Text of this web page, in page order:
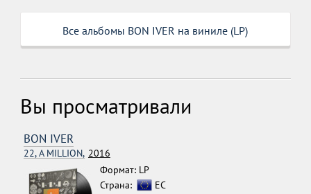
Все альбомы BON IVER на виниле (LP)
Вы просматривали
BON IVER
22, A MILLION, 2016
Формат: LP
Страна:
ЕС